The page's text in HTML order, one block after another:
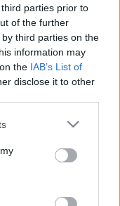
parties prior to
of the further
third parties on the
information may
the IAB’s List of
disclose it to other
or more Google
You may click to
third-party tags to
in below Google
sürög-forog
amely fölött
csendőr